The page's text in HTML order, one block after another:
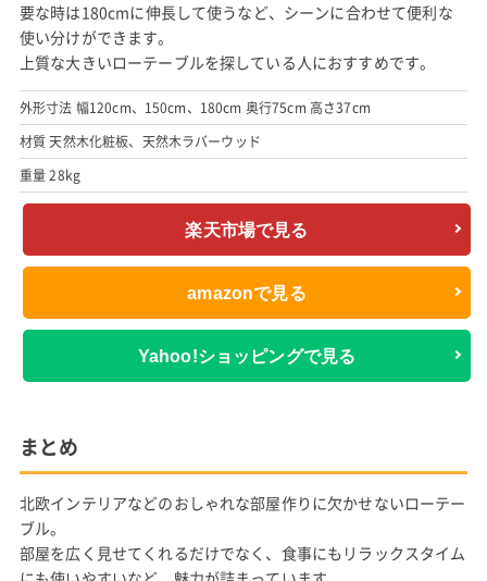
要な時は180cmに伸長して使うなど、シーンに合わせて便利な
使い分けができます。
上質な大きいローテーブルを探している人におすすめです。
外形寸法 幅120cm、150cm、180cm 奥行75cm 高さ37cm
材質 天然木化粧板、天然木ラバーウッド
重量 28kg
楽天市場で見る
amazonで見る
Yahoo!ショッピングで見る
まとめ
北欧インテリアなどのおしゃれな部屋作りに欠かせないローテー
ブル。
部屋を広く見せてくれるだけでなく、食事にもリラックスタイム